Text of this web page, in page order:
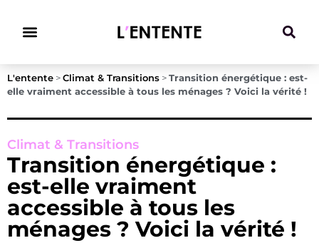
L'entente > Climat & Transitions > Transition énergétique : est-
elle vraiment accessible à tous les ménages ? Voici la vérité !
Climat & Transitions
Transition énergétique :
est-elle vraiment
accessible à tous les
ménages ? Voici la vérité !